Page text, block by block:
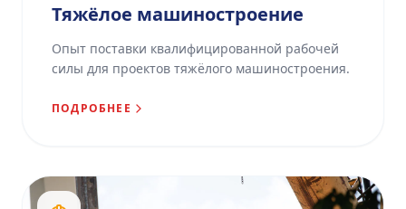
Тяжёлое машиностроение
Опыт поставки квалифицированной рабочей
силы для проектов тяжёлого машиностроения.
ПОДРОБНЕЕ